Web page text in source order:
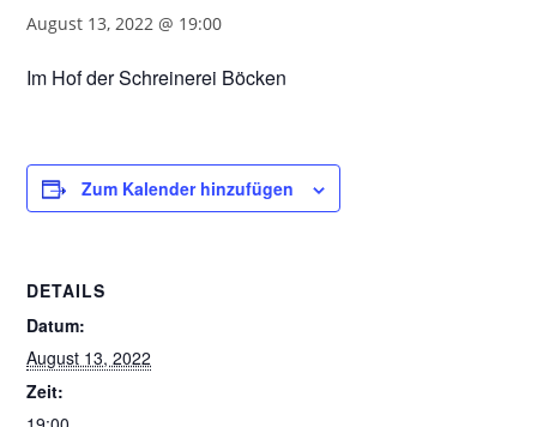
August 13, 2022 @ 19:00
Im Hof der Schreinerei Böcken
Zum Kalender hinzufügen
DETAILS
Datum:
August 13, 2022
Zeit: